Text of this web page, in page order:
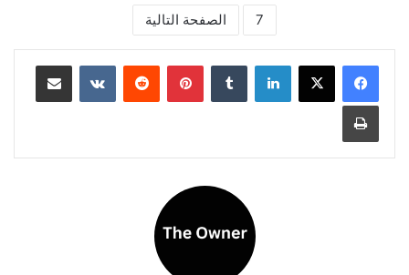
7 الصفحة التالية
لينكدإن بينتيريست مشاركة عبر البريد
طباعة